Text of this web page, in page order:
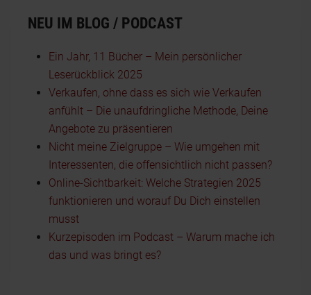
NEU IM BLOG / PODCAST
Ein Jahr, 11 Bücher – Mein persönlicher
Leserückblick 2025
Verkaufen, ohne dass es sich wie Verkaufen
anfühlt – Die unaufdringliche Methode, Deine
Angebote zu präsentieren
Nicht meine Zielgruppe – Wie umgehen mit
Interessenten, die offensichtlich nicht passen?
Online-Sichtbarkeit: Welche Strategien 2025
funktionieren und worauf Du Dich einstellen
musst
Kurzepisoden im Podcast – Warum mache ich
das und was bringt es?